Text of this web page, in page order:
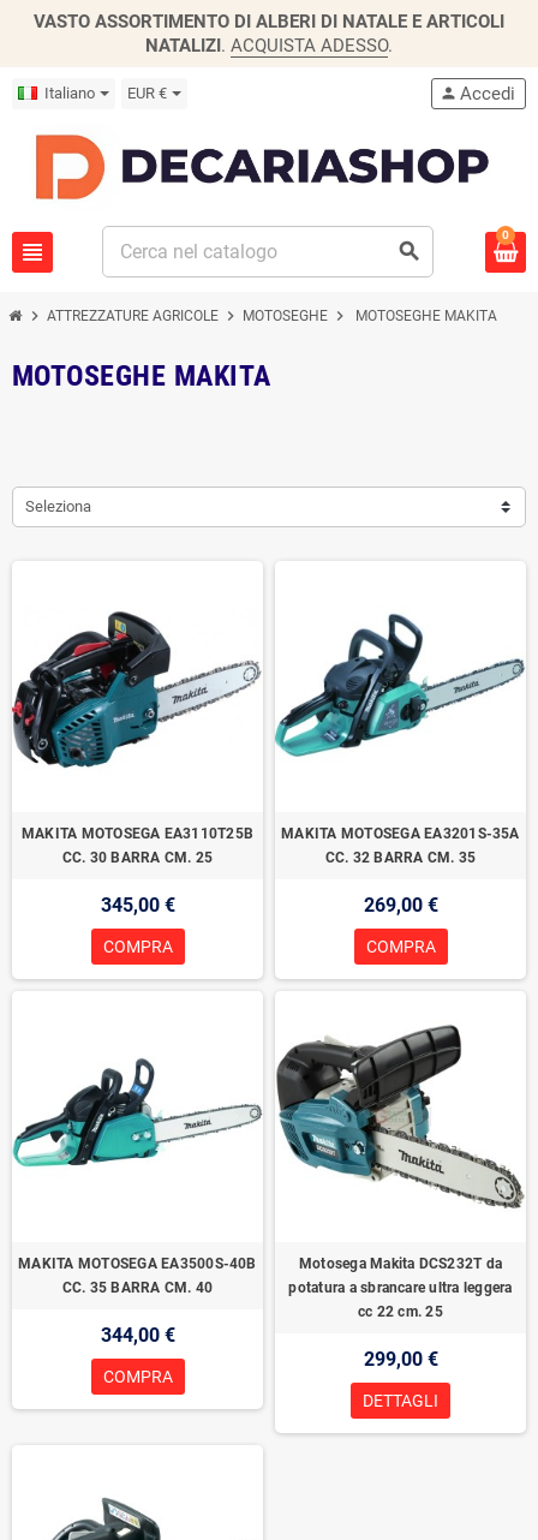
VASTO ASSORTIMENTO DI ALBERI DI NATALE E ARTICOLI
NATALIZI. ACQUISTA ADESSO.
Italiano EUR €
view_headline search
person Accedi
0
chevron_right ATTREZZATURE AGRICOLE chevron_right MOTOSEGHE chevron_right MOTOSEGHE MAKITA
MOTOSEGHE MAKITA
Seleziona
MAKITA MOTOSEGA EA3110T25B
CC. 30 BARRA CM. 25
345,00 €
COMPRA
MAKITA MOTOSEGA EA3201S-35A
CC. 32 BARRA CM. 35
269,00 €
COMPRA
MAKITA MOTOSEGA EA3500S-40B
CC. 35 BARRA CM. 40
344,00 €
COMPRA
Motosega Makita DCS232T da
potatura a sbrancare ultra leggera
cc 22 cm. 25
299,00 €
DETTAGLI